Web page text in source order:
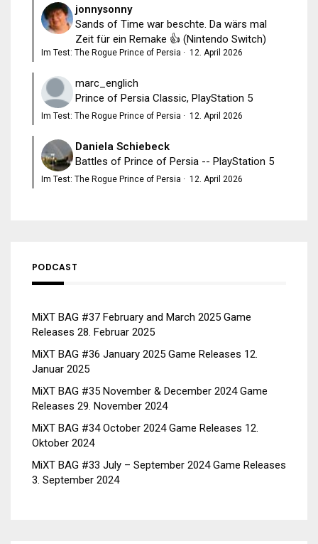
jonnysonny
Sands of Time war beschte. Da wärs mal
Zeit für ein Remake 👍 (Nintendo Switch)
Im Test: The Rogue Prince of Persia · 12. April 2026
marc_englich
Prince of Persia Classic, PlayStation 5
Im Test: The Rogue Prince of Persia · 12. April 2026
Daniela Schiebeck
Battles of Prince of Persia -- PlayStation 5
Im Test: The Rogue Prince of Persia · 12. April 2026
PODCAST
MiXT BAG #37 February and March 2025 Game
Releases 28. Februar 2025
MiXT BAG #36 January 2025 Game Releases 12.
Januar 2025
MiXT BAG #35 November & December 2024 Game
Releases 29. November 2024
MiXT BAG #34 October 2024 Game Releases 12.
Oktober 2024
MiXT BAG #33 July – September 2024 Game Releases
3. September 2024